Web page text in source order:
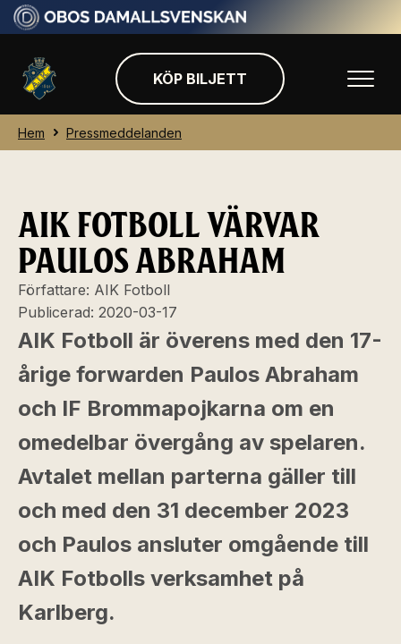
KÖP BILJETT
Hem Pressmeddelanden
AIK FOTBOLL VÄRVAR
PAULOS ABRAHAM
Författare: AIK Fotboll
Publicerad: 2020-03-17
AIK Fotboll är överens med den 17-
årige forwarden Paulos Abraham
och IF Brommapojkarna om en
omedelbar övergång av spelaren.
Avtalet mellan parterna gäller till
och med den 31 december 2023
och Paulos ansluter omgående till
AIK Fotbolls verksamhet på
Karlberg.